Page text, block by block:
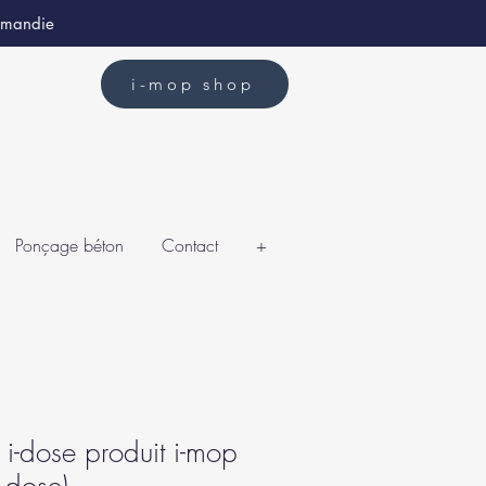
i-mop shop
Ponçage béton Contact +
dose produit i-mop